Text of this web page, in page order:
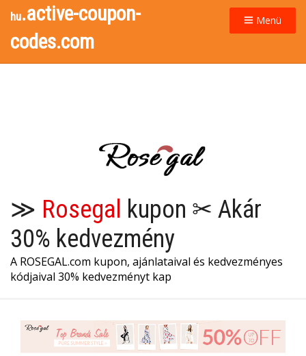
hu.active-coupon-
codes.com
Menü
≫ Rosegal kupon ✂ Akár
30% kedvezmény
A ROSEGAL.com kupon, ajánlataival és kedvezményes
kódjaival 30% kedvezményt kap